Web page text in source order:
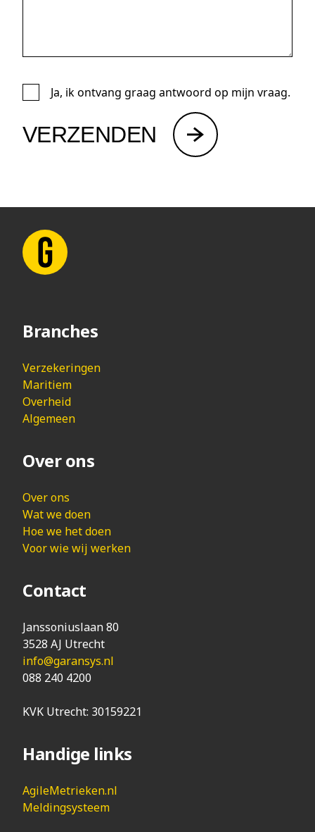
Branches
Verzekeringen
Maritiem
Overheid
Algemeen
Over ons
Over ons
Wat we doen
Hoe we het doen
Voor wie wij werken
Contact
Janssoniuslaan 80
3528 AJ Utrecht
info@garansys.nl
088 240 4200
KVK Utrecht: 30159221
Handige links
AgileMetrieken.nl
Meldingsysteem